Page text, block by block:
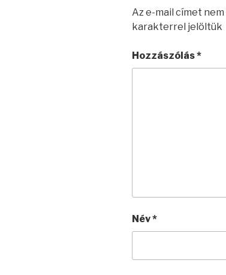
Az e-mail címet
karakterrel jelöltük
Hozzászólás*
Név*